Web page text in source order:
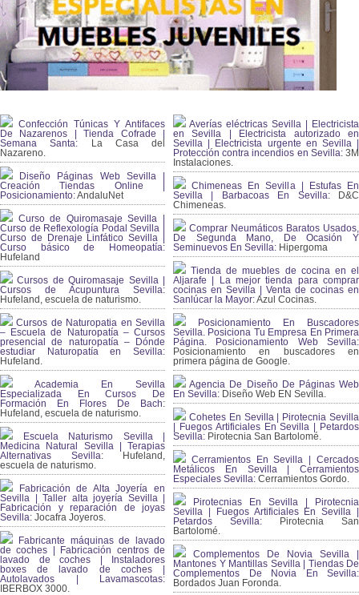
Confección Túnicas Y Antifaces
De Nazarenos | Tienda Cofrade |
Semana Santa: La Casa del
Nazareno.
Diseño Páginas Web Sevilla |
Creación Tiendas Online |
Posicionamiento:AndaluNet
Curso de Quiromasaje Sevilla |
Curso de Reflexología Podal Sevilla |
Curso de Drenaje Linfático Sevilla |
Curso básico de Homeopatía:
Hufeland
Cursos de Quiromasaje Sevilla |
Cursos de Acupuntura Sevilla:
Hufeland, escuela de naturismo.
Cursos de Naturopatia en Sevilla
– Escuela de Naturopatía – Cursos
presencial de naturopatía – Dónde
estudiar Naturopatía en Sevilla:
Hufeland.
Academia En Sevilla
Especializada En Cursos De
Formación En Flores De Bach:
Hufeland, escuela de naturismo.
Escuela Naturismo Sevilla |
Medicina Natural Sevilla | Terapias
Alternativas Sevilla: Hufeland,
escuela de naturismo.
Fabricación de Alta Joyería en
Sevilla | Taller alta joyería Sevilla |
Fabricación y reparación de joyas
Sevilla: Jocafra Joyeros.
Fabricante máquinas de lavado
de coches | Fabricación centros de
lavado de coches | Instaladores
boxes de lavado de coches |
Autolavados | Lavamascotas:
IBERBOX 3000.
Averías eléctricas Sevilla | Electricista
en Sevilla | Electricista autorizado en
Sevilla | Electricista urgente en Sevilla |
Protección contra incendios en Sevilla:3M
Instalaciones.
Chimeneas En Sevilla | Estufas En
Sevilla | Barbacoas En Sevilla:D&C
Chimeneas.
Comprar Neumáticos Baratos Usados,
De Segunda Mano, De Ocasión Y
Seminuevos En Sevilla: Hipergoma
Tienda de muebles de cocina en el
Aljarafe | La mejor tienda para comprar
cocinas en Sevilla | Venta de cocinas en
Sanlúcar la Mayor:Azul Cocinas.
Posicionamiento En Buscadores
Sevilla. Posiciona Tu Empresa En Primera
Página. Posicionamiento Web Sevilla:
Posicionamiento en buscadores en
primera página de Google.
Agencia De Diseño De Páginas Web
En Sevilla: Diseño Web EN Sevilla.
Cohetes En Sevilla | Pirotecnia Sevilla
| Fuegos Artificiales En Sevilla | Petardos
Sevilla: Pirotecnia San Bartolomé.
Cerramientos En Sevilla | Cercados
Metálicos En Sevilla | Cerramientos
Especiales Sevilla: Cerramientos Gordo.
Pirotecnias En Sevilla | Pirotecnia
Sevilla | Fuegos Artificiales En Sevilla |
Petardos Sevilla: Pirotecnia San
Bartolomé.
Complementos De Novia Sevilla |
Mantones Y Mantillas Sevilla | Tiendas De
Complementos De Novia En Sevilla:
Bordados Juan Foronda.